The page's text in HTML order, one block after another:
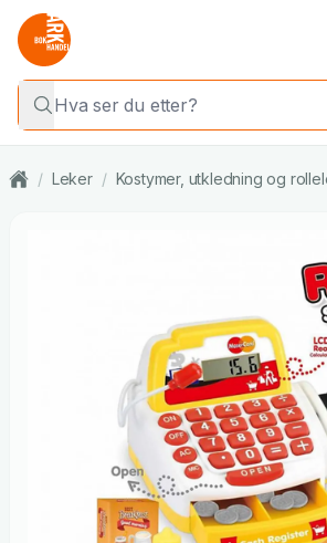
/ Leker / Kostymer, utkledning og